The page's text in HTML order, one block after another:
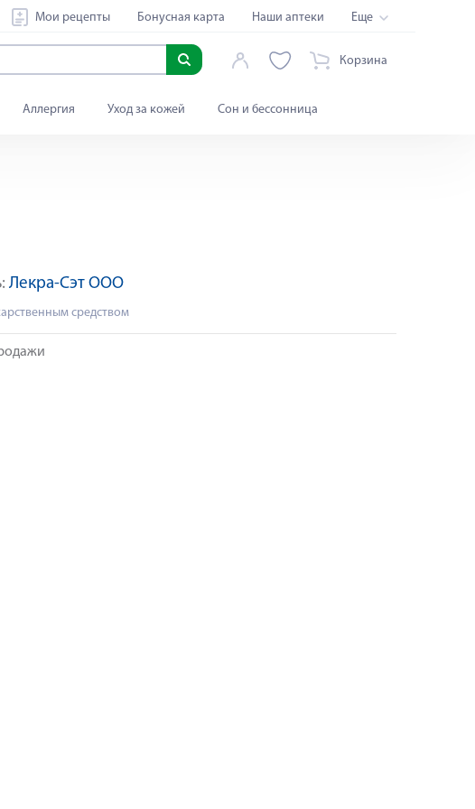
Мои рецепты Бонусная карта Наши аптеки Еще
Корзина
Аллергия Уход за кожей Сон и бессонница
Лекра-Сэт ООО
средством